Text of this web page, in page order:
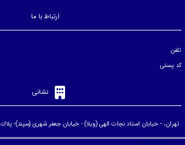
ارتباط با ما
تلفن
کد پستی
نشانی
تهران، - خيابان استاد نجات الهی (ويلا) - خيابان جعفر شهری (سپند)- پلاك ۱۶